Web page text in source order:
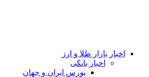
اخبار بازار طلا و ارز
اخبار بانکی
بورس ایران و جهان